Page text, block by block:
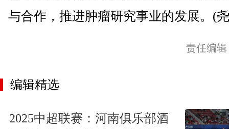
与合作，推进肿瘤研究事业的发展。(
责任编
编辑精选
2025中超联赛：河南俱乐部酒